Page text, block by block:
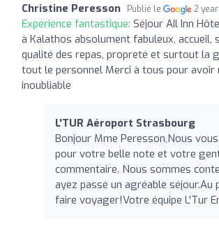
Christine Peresson Publié le 2
Expérience fantastique: Séjour AIl Inn
à Kalathos absolument fabuleux, accueil,
qualité des repas, propreté et surtout la
tout le personnel Merci à tous pour avoir
inoubliable
L'TUR Aéroport Strasbourg
Bonjour Mme Peresson,Nous
pour votre belle note et votre
commentaire. Nous sommes
ayez passé un agréable séjour.Au
faire voyager!Votre équipe L'Tur